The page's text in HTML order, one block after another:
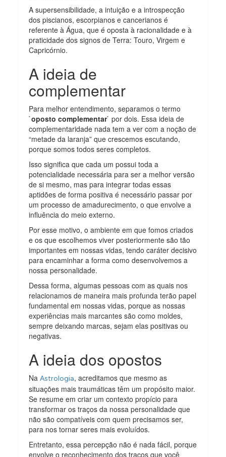
A supersensibilidade, a intuição e a introspecção
dos piscianos, escorpianos e cancerianos é
referente à Água, que é oposta à racionalidade e à
praticidade dos signos de Terra: Touro, Virgem e
Capricórnio.
A ideia de
complementar
Para melhor entendimento, separamos o termo
`oposto complementar` por dois. Essa ideia de
complementaridade nada tem a ver com a noção de
“metade da laranja” que crescemos escutando,
porque somos todos seres completos.
Isso significa que cada um possui toda a
potencialidade necessária para ser a melhor versão
de si mesmo, mas para integrar todas essas
aptidões de forma positiva é necessário passar por
um processo de amadurecimento, o que envolve a
influência do meio externo.
Por esse motivo, o ambiente em que fomos criados
e os que escolhemos viver posteriormente são tão
importantes em nossas vidas, tendo caráter decisivo
para encaminhar a forma como desenvolvemos a
nossa personalidade.
Dessa forma, algumas pessoas com as quais nos
relacionamos de maneira mais profunda terão papel
fundamental em nossas vidas, porque as nossas
experiências mais marcantes são como moldes,
sempre deixando marcas, sejam elas positivas ou
negativas.
A ideia dos opostos
NaAstrologia, acreditamos que mesmo as
situações mais traumáticas têm um propósito maior.
Se resume em criar um contexto propício para
transformar os traços da nossa personalidade que
não são compatíveis com quem precisamos ser,
para nos tornar seres mais evoluídos.
Entretanto, essa percepção não é nada fácil, porque
envolve o reconhecimento dos traços que você